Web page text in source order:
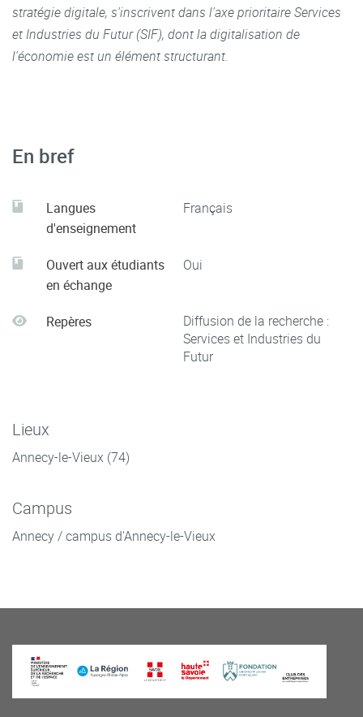
stratégie digitale, s'inscrivent dans l'axe prioritaire Services
et Industries du Futur (SIF), dont la digitalisation de
l'économie est un élément structurant.
En bref
Langues
d'enseignement
Français
Ouvert aux étudiants
en échange
Oui
Repères
Diffusion de la recherche :
Services et Industries du
Futur
Lieux
Annecy-le-Vieux (74)
Campus
Annecy / campus d'Annecy-le-Vieux